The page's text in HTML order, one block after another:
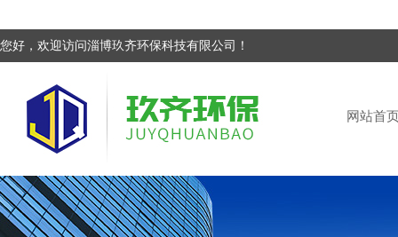
您好，欢迎访问淄博玖齐环保科技有限公司！
网站首